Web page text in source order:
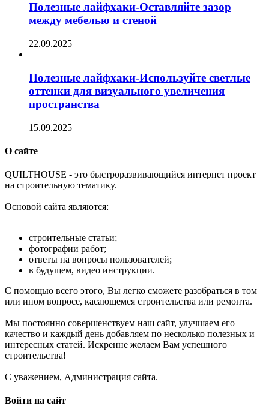
Полезные лайфхаки-Оставляйте зазор
между мебелью и стеной
22.09.2025
Полезные лайфхаки-Используйте светлые
оттенки для визуального увеличения
пространства
15.09.2025
О сайте
QUILTHOUSE - это быстроразвивающийся интернет проект
на строительную тематику.
Основой сайта являются:
строительные статьи;
фотографии работ;
ответы на вопросы пользователей;
в будущем, видео инструкции.
С помощью всего этого, Вы легко сможете разобраться в том
или ином вопросе, касающемся строительства или ремонта.
Мы постоянно совершенствуем наш сайт, улучшаем его
качество и каждый день добавляем по несколько полезных и
интересных статей. Искренне желаем Вам успешного
строительства!
С уважением, Администрация сайта.
Войти на сайт